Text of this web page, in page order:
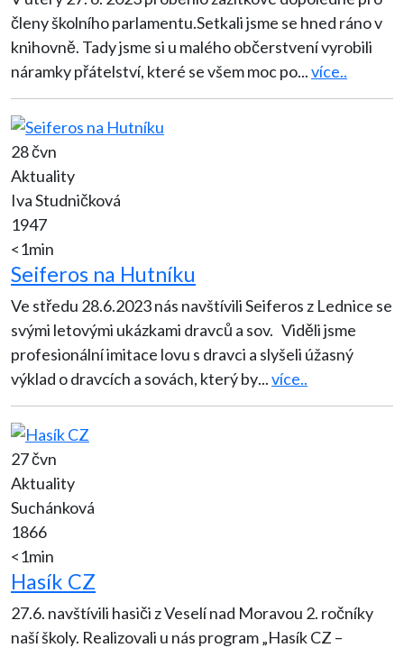
členy školního parlamentu.Setkali jsme se hned ráno v
knihovně. Tady jsme si u malého občerstvení vyrobili
náramky přátelství, které se všem moc po...více..
28 čvn
Aktuality
Iva Studničková
1947
<1min
Seiferos na Hutníku
Ve středu 28.6.2023 nás navštívili Seiferos z Lednice se
svými letovými ukázkami dravců a sov. Viděli jsme
profesionální imitace lovu s dravci a slyšeli úžasný
výklad o dravcích a sovách, který by...více..
27 čvn
Aktuality
Suchánková
1866
<1min
Hasík CZ
27.6. navštívili hasiči z Veselí nad Moravou 2. ročníky
naší školy. Realizovali u nás program „Hasík CZ –